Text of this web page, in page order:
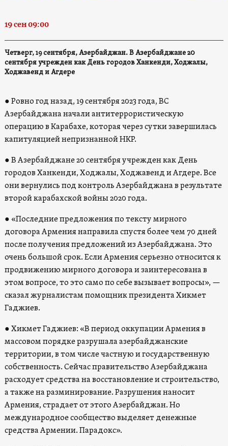
19 сен 09:00
Четверг, 19 сентября, Азербайджан. В Азербайджане 20
сентября учрежден как День городов Ханкенди, Ходжалы,
Ходжавенд и Агдере
● Ровно год назад, 19 сентября 2023 года, ВС
Азербайджана начали антитеррористическую
операцию в Карабахе, которая через сутки завершилась
капитуляцией непризнанной НКР.
● В Азербайджане 20 сентября учрежден как День
городов Ханкенди, Ходжалы, Ходжавенд и Агдере. Все
они вернулись под контроль Азербайджана в результате
второй карабахской войны 2020 года.
● «Последние предложения по тексту мирного
договора Армения направила спустя более чем 70 дней
после получения предложений из Азербайджана. Это
очень большой срок. Если Армения серьезно относится к
продвижению мирного договора и заинтересована в
этом вопросе, то это само по себе вызывает вопросы», —
сказал журналистам помощник президента Хикмет
Гаджиев.
● Хикмет Гаджиев: «В период оккупации Армения в
массовом порядке разрушала азербайджанские
территории, в том числе частную и государственную
собственность. Сейчас правительство Азербайджана
расходует средства на восстановление и строительство,
а также на разминирование. Разрушения наносит
Армения, страдает от этого Азербайджан. Но
международное сообщество выделяет денежные
средства Армении. Парадокс».